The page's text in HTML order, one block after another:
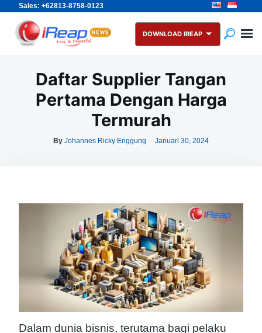
Sales: +62813-8758-0123
Skip
content
Search
for:
DOWNLOAD IREAP
Daftar Supplier Tangan
Pertama Dengan Harga
Termurah
By Johannes Ricky Enggung Januari 30, 2024
Dalam dunia bisnis, terutama bagi pelaku